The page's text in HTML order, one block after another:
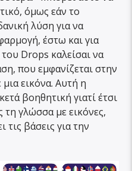
όμως εάν το
λύση για να
έστω και για
Drops καλείσαι να
που εμφανίζεται στην
εικόνα. Αυτή η
βοηθητική γιατί έτσι
τη γλώσσα με εικόνες,
τις βάσεις για την